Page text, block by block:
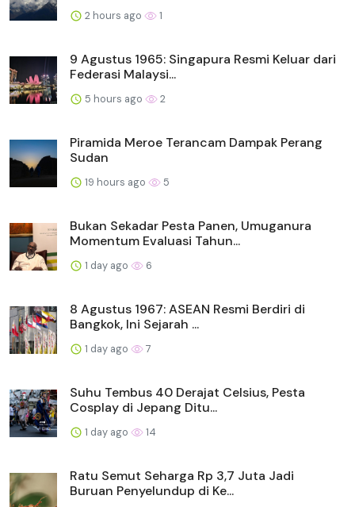
2 hours ago 1
9 Agustus 1965: Singapura Resmi Keluar dari
Federasi Malaysi...
5 hours ago 2
Piramida Meroe Terancam Dampak Perang
Sudan
19 hours ago 5
Bukan Sekadar Pesta Panen, Umuganura
Momentum Evaluasi Tahun...
1 day ago 6
8 Agustus 1967: ASEAN Resmi Berdiri di
Bangkok, Ini Sejarah ...
1 day ago 7
Suhu Tembus 40 Derajat Celsius, Pesta
Cosplay di Jepang Ditu...
1 day ago 14
Ratu Semut Seharga Rp 3,7 Juta Jadi
Buruan Penyelundup di Ke...